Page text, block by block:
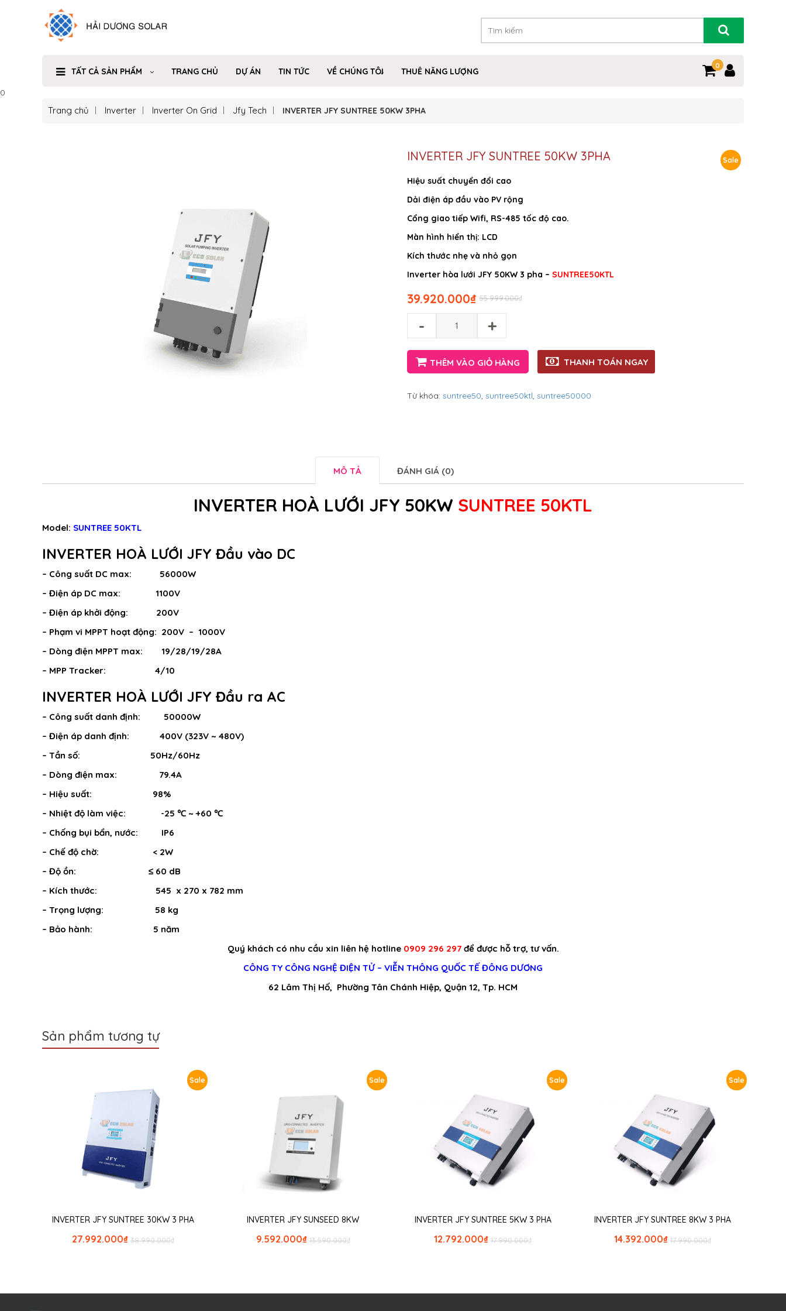
TẤT CẢ SẢN PHẨM TRANG CHỦ DỰ ÁN TIN TỨC VỀ CHÚNG TÔI THUÊ NĂNG LƯỢNG
0
0
Trang chủ Inverter Inverter On Grid Jfy Tech INVERTER JFY SUNTREE 50KW 3PHA
Sale
INVERTER JFY SUNTREE 50KW 3PHA
Hiệu suất chuyển đổi cao
Dải điện áp đầu vào PV rộng
Cổng giao tiếp Wifi, RS-485 tốc độ cao.
Màn hình hiển thị: LCD
Kích thước nhẹ và nhỏ gọn
Inverter hòa lưới JFY 50KW 3 pha – SUNTREE50KTL
₫
55.999.000
₫
39.920.000
- +
THÊM VÀO GIỎ HÀNG THANH TOÁN NGAY
Từ khóa: suntree50, suntree50ktl, suntree50000
MÔ TẢ ĐÁNH GIÁ (0)
INVERTER HOÀ LƯỚI JFY 50KW SUNTREE 50KTL
Model: SUNTREE 50KTL
INVERTER HOÀ LƯỚI JFY Đầu vào DC
– Công suất DC max: 56000W
– Điện áp DC max: 1100V
– Điện áp khởi động: 200V
– Phạm vi MPPT hoạt động: 200V – 1000V
– Dòng điện MPPT max: 19/28/19/28A
– MPP Tracker: 4/10
INVERTER HOÀ LƯỚI JFY Đầu ra AC
– Công suất danh định: 50000W
– Điện áp danh định: 400V (323V ~ 480V)
– Tần số: 50Hz/60Hz
– Dòng điện max: 79.4A
– Hiệu suất: 98%
– Nhiệt độ làm việc: -25 ℃ ~ +60 ℃
– Chống bụi bẩn, nước: IP6
– Chế độ chờ: < 2W
– Độ ồn: ≤ 60 dB
– Kích thước: 545 x 270 x 782 mm
– Trọng lượng: 58 kg
– Bảo hành: 5 năm
Quý khách có nhu cầu xin liên hệ hotline 0909 296 297 để được hỗ trợ, tư vấn.
CÔNG TY CÔNG NGHỆ ĐIỆN TỬ – VIỄN THÔNG QUỐC TẾ ĐÔNG DƯƠNG
62 Lâm Thị Hố, Phường Tân Chánh Hiệp, Quận 12, Tp. HCM
Sản phẩm tương tự
Sale
INVERTER JFY SUNTREE 30KW 3 PHA
₫
38.990.000
₫
27.992.000
Sale
INVERTER JFY SUNSEED 8KW
₫
13.590.000
₫
9.592.000
Sale
INVERTER JFY SUNTREE 5KW 3 PHA
₫
17.990.000
₫
12.792.000
Sale
INVERTER JFY SUNTREE 8KW 3 PHA
₫
17.990.000
₫
14.392.000